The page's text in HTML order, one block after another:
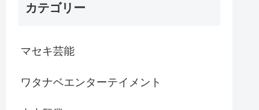
カテゴリー
マセキ芸能
ワタナベエンターテイメント